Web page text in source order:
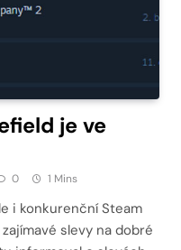
je ve
0 1 Mins
i konkurenční Steam
slevy na dobré